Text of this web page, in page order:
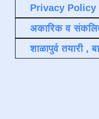
Privacy Policy
अकारिक व
शाळापुर्व तयारी ,